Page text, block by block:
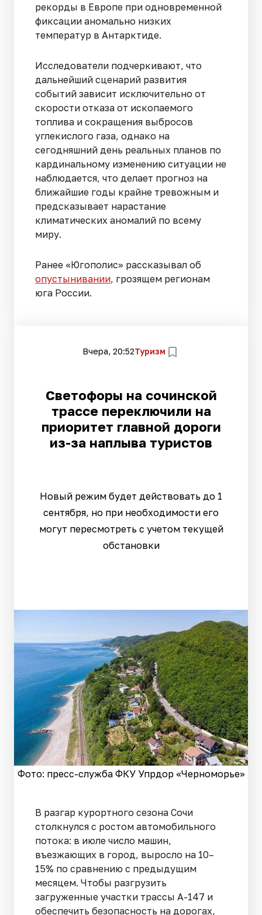
рекорды в Европе при одновременной
фиксации аномально низких
температур в Антарктиде.
Исследователи подчеркивают, что
дальнейший сценарий развития
событий зависит исключительно от
скорости отказа от ископаемого
топлива и сокращения выбросов
углекислого газа, однако на
сегодняшний день реальных планов по
кардинальному изменению ситуации не
наблюдается, что делает прогноз на
ближайшие годы крайне тревожным и
предсказывает нарастание
климатических аномалий по всему
миру.
Ранее «Югополис» рассказывал об
опустынивании, грозящем регионам
юга России.
Вчера, 20:52Туризм
Светофоры на сочинской
трассе переключили на
приоритет главной дороги
из-за наплыва туристов
Новый режим будет действовать до 1
сентября, но при необходимости его
могут пересмотреть с учетом текущей
обстановки
Фото: пресс-служба ФКУ Упрдор «Черноморье»
В разгар курортного сезона Сочи
столкнулся с ростом автомобильного
потока: в июле число машин,
въезжающих в город, выросло на 10–
15% по сравнению с предыдущим
месяцем. Чтобы разгрузить
загруженные участки трассы А-147 и
обеспечить безопасность на дорогах,